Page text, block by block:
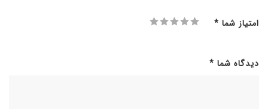
امتیاز شما *
دیدگاه شما *